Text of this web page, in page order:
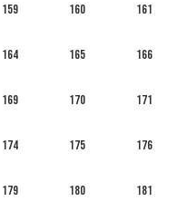
159 160 161
164 165 166
169 170 171
174 175 176
179 180 181